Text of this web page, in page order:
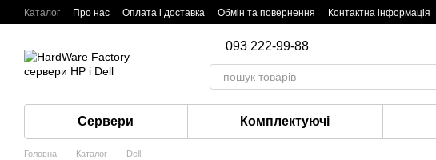
Перейти до основного контенту
Каталог Про нас Оплата і доставка Обмін та повернення Контактна інформація
093 222-99-88
Сервери Комплектуючі
Головна Каталог Dell